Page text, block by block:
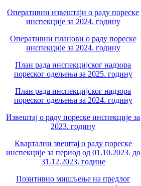
Оперативни извештаји о раду пореске
инспекције за 2024. годину
Оперативни планови о раду пореске
инспекције за 2024. годину
План рада инспекцијског надзора
пореског одељења за 2025. годину
План рада инспекцијског надзора
пореског одељења за 2024. годину
Извештај о раду пореске инспекције за
2023. годину
Квартални звештај о раду пореске
инспекције за период од 01.10.2023. до
31.12.2023. године
Позитивно мишљење на предлог